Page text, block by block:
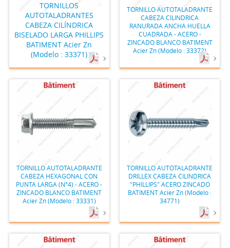
TORNILLOS
AUTOTALADRANTES
CABEZA CILÍNDRICA
BISELADO LARGA PHILLIPS
BATIMENT Acier Zn
(Modelo : 33371)
TORNILLO AUTOTALADRANTE
CABEZA CILINDRICA
RANURADA ANCHA HUELLA
CUADRADA - ACERO -
ZINCADO BLANCO BATIMENT
Acier Zn (Modelo : 33372)
TORNILLO AUTOTALADRANTE
CABEZA HEXAGONAL CON
PUNTA LARGA (N°4) - ACERO -
ZINCADO BLANCO BATIMENT
Acier Zn (Modelo : 33331)
TORNILLO AUTOTALADRANTE
DRILLEX CABEZA CILINDRICA
"PHILLIPS" ACERO ZINCADO
BATIMENT Acier Zn (Modelo :
34771)